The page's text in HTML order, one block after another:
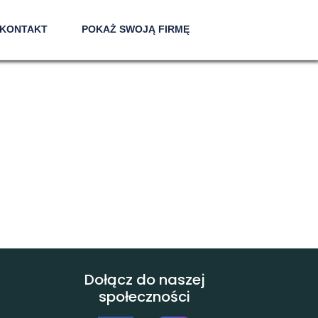
POKAŻ SWOJĄ FIRMĘ
Dołącz do naszej
społeczności